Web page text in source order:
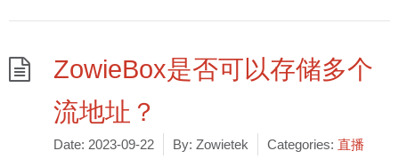
ZowieBox是否可以存储多个
流地址？
Date: 2023-09-22 By: Zowietek Categories: 直播